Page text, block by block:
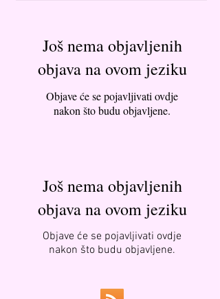
Još nema objavljenih
objava na ovom jeziku
Objave će se pojavljivati ovdje
nakon što budu objavljene.
Još nema objavljenih
objava na ovom jeziku
Objave će se pojavljivati ovdje
nakon što budu objavljene.